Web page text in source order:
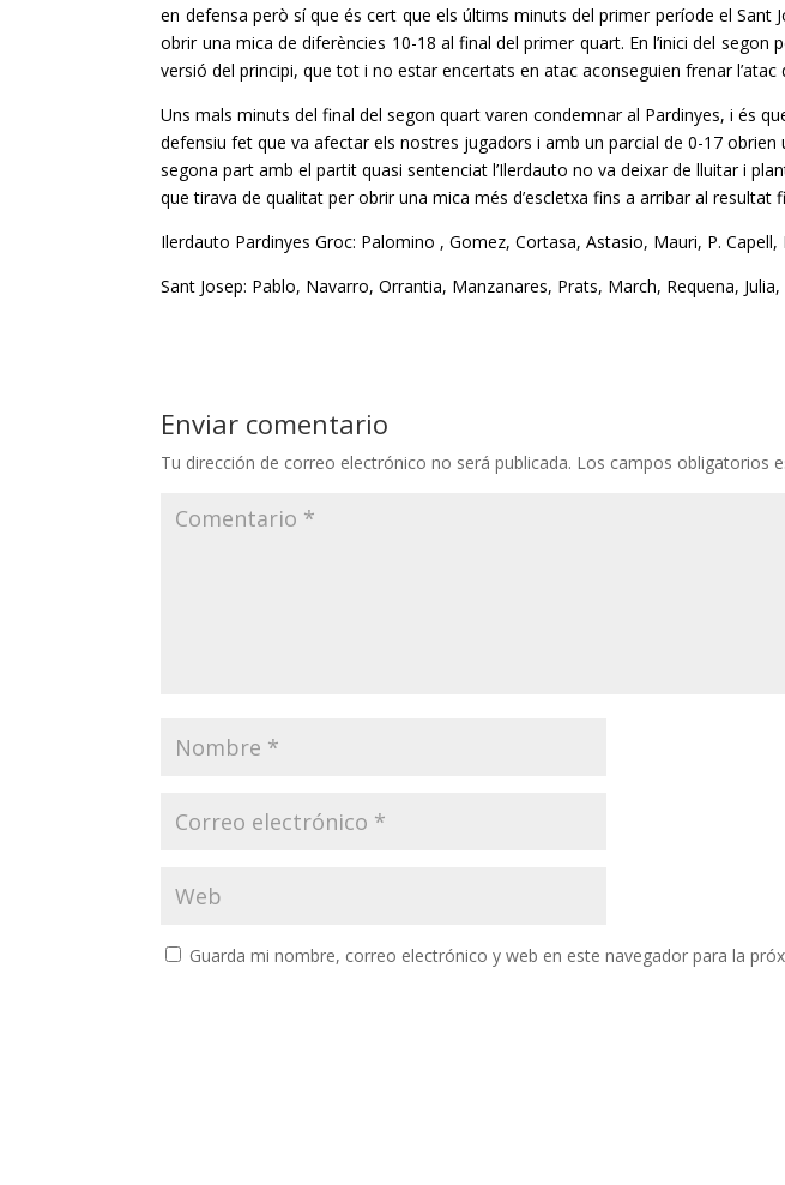
en defensa però sí que és cert que els últims minuts del primer període el Sant
obrir una mica de diferències 10-18 al final del primer quart. En l’inici del
versió del principi, que tot i no estar encertats en atac aconseguien frenar l’atac
Uns mals minuts del final del segon quart varen condemnar al Pardinyes, i és
defensiu fet que va afectar els nostres jugadors i amb un parcial de 0-17
segona part amb el partit quasi sentenciat l’Ilerdauto no va deixar de lluitar i
que tirava de qualitat per obrir una mica més d’escletxa fins a arribar al resultat
Ilerdauto Pardinyes Groc: Palomino , Gomez, Cortasa, Astasio, Mauri, P. Capell,
Sant Josep: Pablo, Navarro, Orrantia, Manzanares, Prats, March, Requena, Julia,
Enviar comentario
Tu dirección de correo electrónico no será publicada. Los campos obligatorios
Guarda mi nombre, correo electrónico y web en este navegador para la